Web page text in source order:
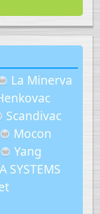
La Minerva
Scandivac
Mocon
Yang
SYSTEMS